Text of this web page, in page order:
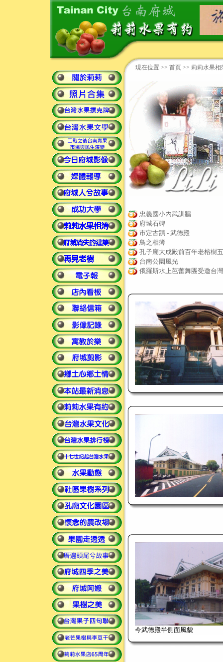
忠義國小內武訓牆
府城石碑
市定古蹟 - 武德殿
鳥之相簿
孔子廟大成殿前百年老榕樹
台南公園風光
俄羅斯水上芭蕾舞團受邀台
今武德殿半側面風貌
現在位置 >> 首頁 >> 莉莉水果相